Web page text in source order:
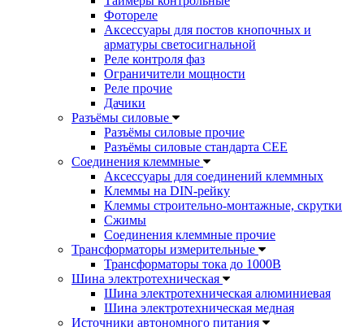
Фотореле
Аксессуары для постов кнопочных и
арматуры светосигнальной
Реле контроля фаз
Ограничители мощности
Реле прочие
Дачики
Разъёмы силовые
Разъёмы силовые прочие
Разъёмы силовые стандарта CEE
Соединения клеммные
Аксессуары для соединений клеммных
Клеммы на DIN-рейку
Клеммы строительно-монтажные, скрутки
Сжимы
Соединения клеммные прочие
Трансформаторы измерительные
Трансформаторы тока до 1000В
Шина электротехническая
Шина электротехническая алюминиевая
Шина электротехническая медная
Источники автономного питания